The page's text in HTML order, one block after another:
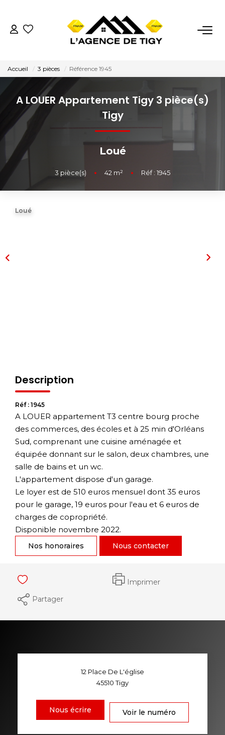
LOCATIONS
ESTIMATION
NOTRE AGENCE
Accueil 3 pièces Référence 1945
A LOUER Appartement Tigy 3 pièce(s)
Tigy
Loué
3 pièce(s) • 42 m² • Réf : 1945
Loué
Description
Réf : 1945
A LOUER appartement T3 centre bourg proche
des commerces, des écoles et à 25 min d'Orléans
Sud, comprenant une cuisine aménagée et
équipée donnant sur le salon, deux chambres, une
salle de bains et un wc.
L'appartement dispose d'un garage.
Le loyer est de 510 euros mensuel dont 35 euros
pour le garage, 19 euros pour l'eau et 6 euros de
charges de copropriété.
Disponible novembre 2022.
Nos honoraires Nous contacter
Imprimer
Partager
12 Place De L'église
45510Tigy
Nous écrire Voir le numéro